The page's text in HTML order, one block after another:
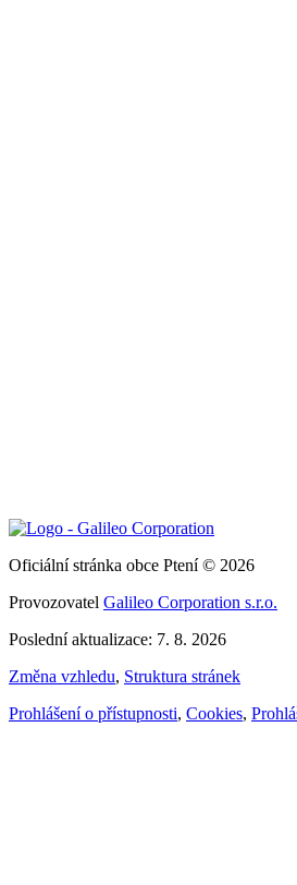
Oficiální stránka obce Ptení © 2026
Provozovatel Galileo Corporation s.r.o.
Poslední aktualizace: 7. 8. 2026
Změna vzhledu, Struktura stránek
Prohlášení o přístupnosti, Cookies,